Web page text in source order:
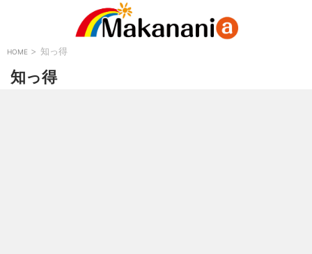
HOME > 知っ得
知っ得